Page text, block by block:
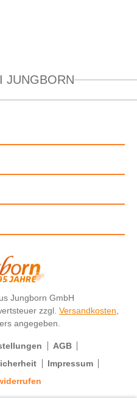
JUNGBORN
Jungborn GmbH
zzgl. Versandkosten
angegeben.
AGB
Impressum